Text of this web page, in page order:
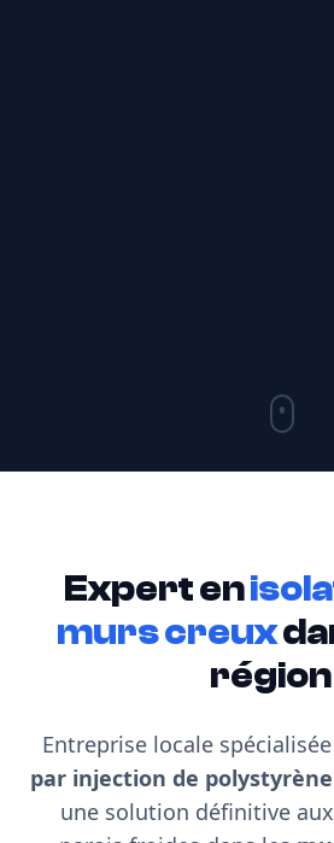
Expert en
murs creux
région
Entreprise locale
par injection de polystyrène
une solution définitive